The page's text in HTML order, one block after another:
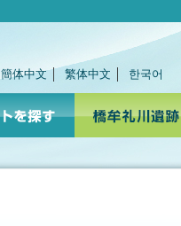
簡体中文 繁体中文 한국어